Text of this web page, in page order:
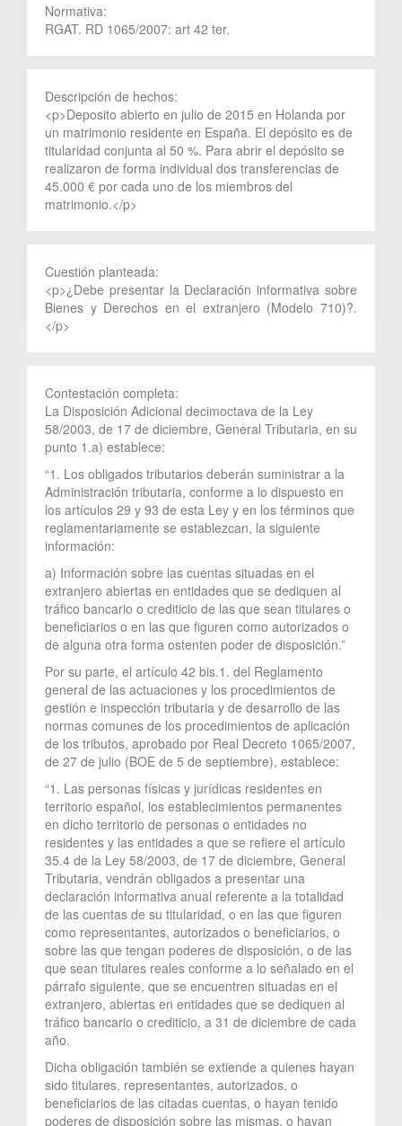
Normativa:
RGAT. RD 1065/2007: art 42 ter.
Descripción de hechos:
<p>Deposito abierto en julio de 2015 en Holanda por
un matrimonio residente en España. El depósito es de
titularidad conjunta al 50 %. Para abrir el depósito se
realizaron de forma individual dos transferencias de
45.000 € por cada uno de los miembros del
matrimonio.</p>
Cuestión planteada:
<p>¿Debe presentar la Declaración informativa sobre
Bienes y Derechos en el extranjero (Modelo 710)?.
</p>
Contestación completa:
La Disposición Adicional decimoctava de la Ley
58/2003, de 17 de diciembre, General Tributaria, en su
punto 1.a) establece:
“1. Los obligados tributarios deberán suministrar a la
Administración tributaria, conforme a lo dispuesto en
los artículos 29 y 93 de esta Ley y en los términos que
reglamentariamente se establezcan, la siguiente
información:
a) Información sobre las cuentas situadas en el
extranjero abiertas en entidades que se dediquen al
tráfico bancario o crediticio de las que sean titulares o
beneficiarios o en las que figuren como autorizados o
de alguna otra forma ostenten poder de disposición.”
Por su parte, el artículo 42 bis.1. del Reglamento
general de las actuaciones y los procedimientos de
gestión e inspección tributaria y de desarrollo de las
normas comunes de los procedimientos de aplicación
de los tributos, aprobado por Real Decreto 1065/2007,
de 27 de julio (BOE de 5 de septiembre), establece:
“1. Las personas físicas y jurídicas residentes en
territorio español, los establecimientos permanentes
en dicho territorio de personas o entidades no
residentes y las entidades a que se refiere el artículo
35.4 de la Ley 58/2003, de 17 de diciembre, General
Tributaria, vendrán obligados a presentar una
declaración informativa anual referente a la totalidad
de las cuentas de su titularidad, o en las que figuren
como representantes, autorizados o beneficiarios, o
sobre las que tengan poderes de disposición, o de las
que sean titulares reales conforme a lo señalado en el
párrafo siguiente, que se encuentren situadas en el
extranjero, abiertas en entidades que se dediquen al
tráfico bancario o crediticio, a 31 de diciembre de cada
año.
Dicha obligación también se extiende a quienes hayan
sido titulares, representantes, autorizados, o
beneficiarios de las citadas cuentas, o hayan tenido
poderes de disposición sobre las mismas, o hayan